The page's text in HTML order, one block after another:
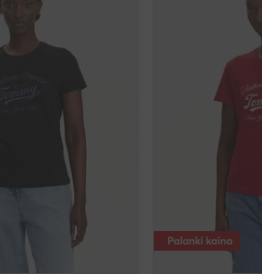
Palanki kaina